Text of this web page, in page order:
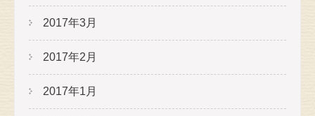
2017年3月
2017年2月
2017年1月